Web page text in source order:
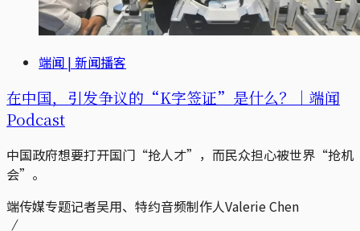
端闻 | 新闻播客
在中国，引发争议的“K字签证”是什么？｜端闻
Podcast
中国政府想要打开国门“抢人才”，而民众担心被世界“抢机
会”。
端传媒专题记者吴用、特约音频制作人Valerie Chen